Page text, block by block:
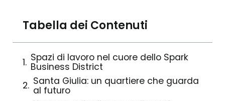
Tabella dei Contenuti
Spazi di lavoro nel cuore dello Spark
Business District
Santa Giulia: un quartiere che guarda
al futuro